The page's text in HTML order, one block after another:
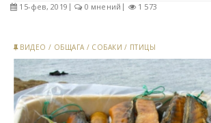
15-фев, 2019 0 мнений 1 573
ВИДЕО / ОБЩАГА / СОБАКИ / ПТИЦЫ